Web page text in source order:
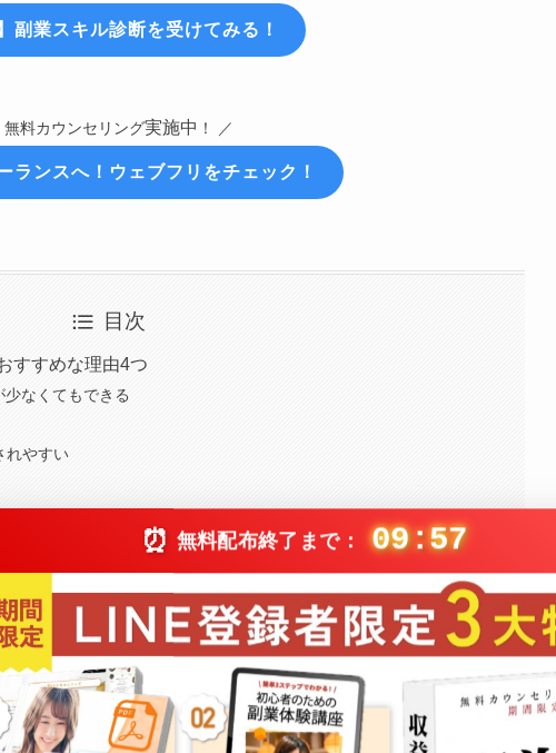
副業スキル診断を受けてみる！
無料カウンセリング実施中 ！ ／
ランスへ！ウェブフリをチェック！
目次
すすめな理由4つ
なくてもできる
れやすい
4つのステップ
す
⏰ 無料配布終了まで： 09:56